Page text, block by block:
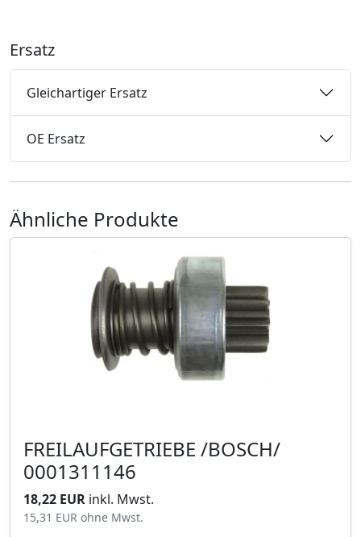
Ersatz
Gleichartiger Ersatz
OE Ersatz
Ähnliche Produkte
FREILAUFGETRIEBE /BOSCH/
0001311146
18,22 EUR inkl. Mwst.
15,31 EUR ohne Mwst.